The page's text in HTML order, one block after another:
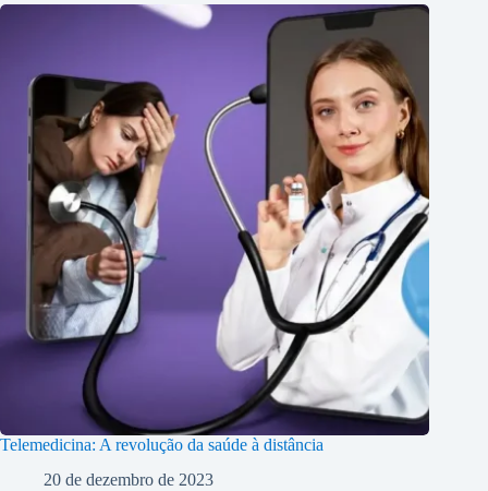
Telemedicina: A revolução da saúde à distância
20 de dezembro de 2023